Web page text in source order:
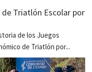
Triatlón Escolar por
de los Juegos
de Triatlón por...